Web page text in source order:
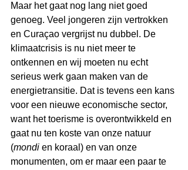
Maar het gaat nog lang niet goed
genoeg. Veel jongeren zijn vertrokken
en Curaçao vergrijst nu dubbel. De
klimaatcrisis is nu niet meer te
ontkennen en wij moeten nu echt
serieus werk gaan maken van de
energietransitie. Dat is tevens een kans
voor een nieuwe economische sector,
want het toerisme is overontwikkeld en
gaat nu ten koste van onze natuur
(mondi en koraal) en van onze
monumenten, om er maar een paar te